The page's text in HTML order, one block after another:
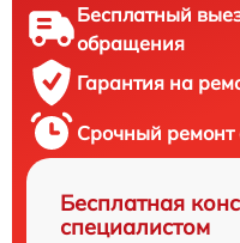
Бесплатный
обращения
Гарантия на
Срочный ремонт
Бесплатная
специалистом